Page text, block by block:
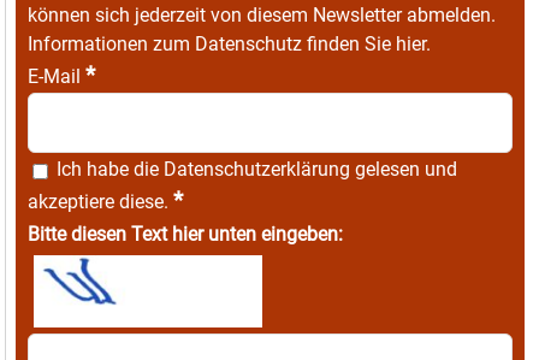
können sich jederzeit von diesem Newsletter abmelden.
Informationen zum Datenschutz finden Sie hier.
E-Mail *
Ich habe die Datenschutzerklärung gelesen und
akzeptiere diese. *
Bitte diesen Text hier unten eingeben: